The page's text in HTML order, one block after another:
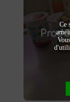
produits
.
vente
Ce